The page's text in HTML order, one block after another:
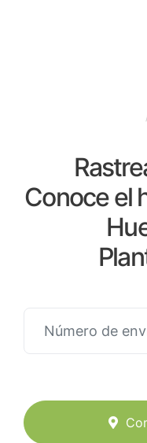
Conoce el